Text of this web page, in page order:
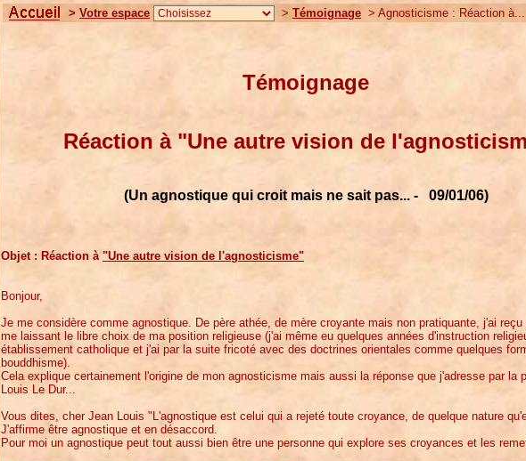
> Votre espace > Témoignage > Agnosticisme : Réaction à...
Témoignage
Réaction à "Une autre vision de
(Un agnostique qui croit mais ne sait pas... - 09/01/06)
Objet : Réaction à "Une autre vision de l'agnosticisme"
Bonjour,
Je me considère comme agnostique. De père athée, de mère croyante mais non pratiquante, j'ai reçu
me laissant le libre choix de ma position religieuse (j'ai même eu quelques années d'instruction
établissement catholique et j'ai par la suite fricoté avec des doctrines orientales comme quelques
bouddhisme).
Cela explique certainement l'origine de mon agnosticisme mais aussi la réponse que j'adresse par la
Louis Le Dur...
Vous dites, cher Jean Louis "L'agnostique est celui qui a rejeté toute croyance, de quelque nature
J'affirme être agnostique et en désaccord.
Pour moi un agnostique peut tout aussi bien être une personne qui explore ses croyances et les